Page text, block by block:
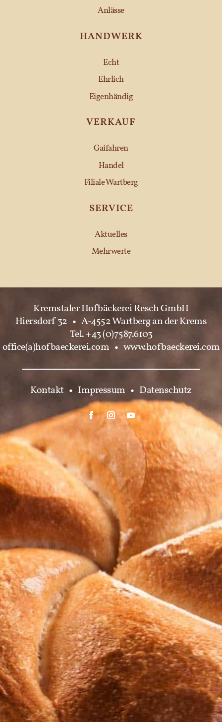
Anlässe
HANDWERK
Echt
Ehrlich
Eigenhändig
VERKAUF
Gaifahren
Handel
Filiale Wartberg
SERVICE
Aktuelles
Mehrwerte
Kremstaler Hofbäckerei Resch GmbH
Hiersdorf 32 • A-4552 Wartberg an der Krems
Tel. +43 (0)7587.6103
office(a)hofbaeckerei.com • www.hofbaeckerei.com
Kontakt • Impressum • Datenschutz